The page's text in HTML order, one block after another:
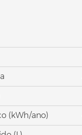
(kWh/ano)